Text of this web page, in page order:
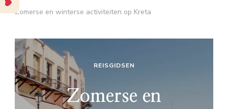
Zomerse en winterse activiteiten op Kreta
REISGIDSEN
Zomerse en